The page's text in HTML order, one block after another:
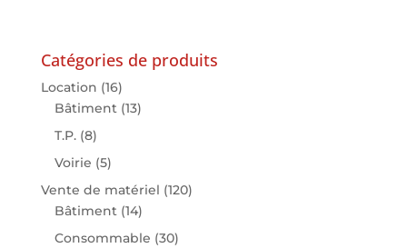
Catégories de produits
Location (16)
Bâtiment (13)
T.P. (8)
Voirie (5)
Vente de matériel (120)
Bâtiment (14)
Consommable (30)